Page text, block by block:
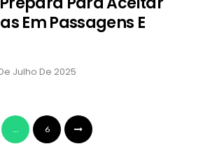
Em Passagens E
Julho De 2025
6